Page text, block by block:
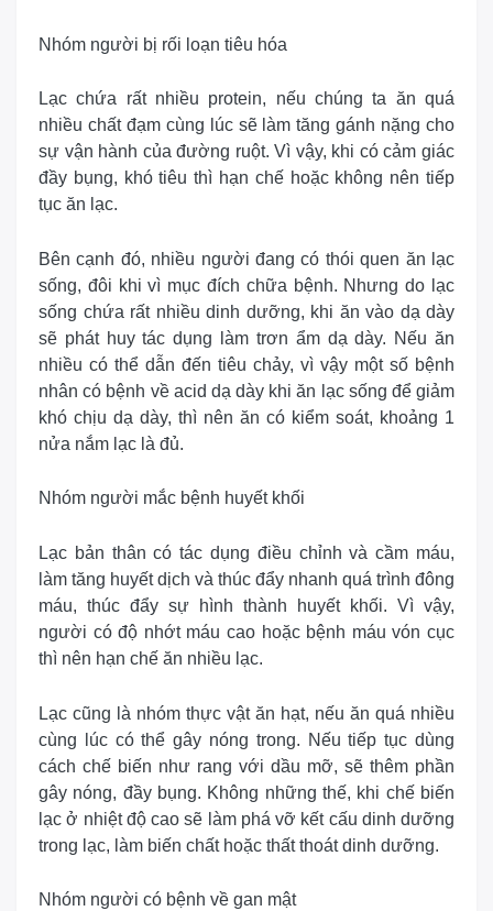
Nhóm người bị rối loạn tiêu hóa
Lạc chứa rất nhiều protein, nếu chúng ta ăn quá
nhiều chất đạm cùng lúc sẽ làm tăng gánh nặng cho
sự vận hành của đường ruột. Vì vậy, khi có cảm giác
đầy bụng, khó tiêu thì hạn chế hoặc không nên tiếp
tục ăn lạc.
Bên cạnh đó, nhiều người đang có thói quen ăn lạc
sống, đôi khi vì mục đích chữa bệnh. Nhưng do lạc
sống chứa rất nhiều dinh dưỡng, khi ăn vào dạ dày
sẽ phát huy tác dụng làm trơn ẩm dạ dày. Nếu ăn
nhiều có thể dẫn đến tiêu chảy, vì vậy một số bệnh
nhân có bệnh về acid dạ dày khi ăn lạc sống để giảm
khó chịu dạ dày, thì nên ăn có kiểm soát, khoảng 1
nửa nắm lạc là đủ.
Nhóm người mắc bệnh huyết khối
Lạc bản thân có tác dụng điều chỉnh và cầm máu,
làm tăng huyết dịch và thúc đẩy nhanh quá trình đông
máu, thúc đẩy sự hình thành huyết khối. Vì vậy,
người có độ nhớt máu cao hoặc bệnh máu vón cục
thì nên hạn chế ăn nhiều lạc.
Lạc cũng là nhóm thực vật ăn hạt, nếu ăn quá nhiều
cùng lúc có thể gây nóng trong. Nếu tiếp tục dùng
cách chế biến như rang với dầu mỡ, sẽ thêm phần
gây nóng, đầy bụng. Không những thế, khi chế biến
lạc ở nhiệt độ cao sẽ làm phá vỡ kết cấu dinh dưỡng
trong lạc, làm biến chất hoặc thất thoát dinh dưỡng.
Nhóm người có bệnh về gan mật